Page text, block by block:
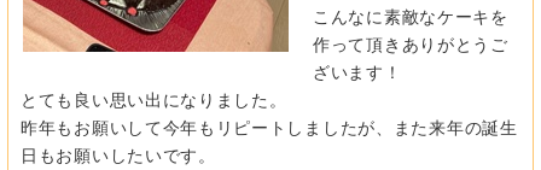
こんなに素敵なケーキを
作って頂きありがとうご
ざいます！
とても良い思い出になりました。
昨年もお願いして今年もリピートしましたが、
また来年の誕生
日もお願いしたいです。